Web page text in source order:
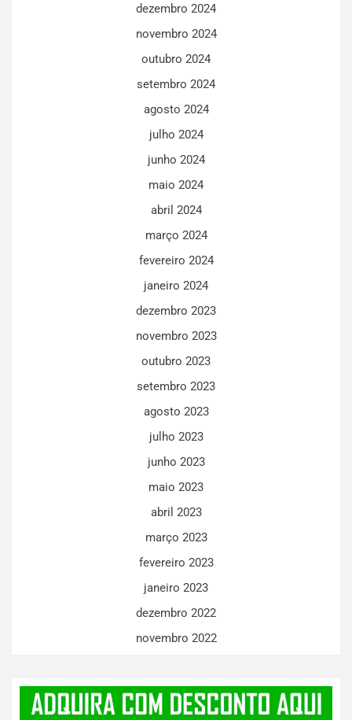
dezembro 2024
novembro 2024
outubro 2024
setembro 2024
agosto 2024
julho 2024
junho 2024
maio 2024
abril 2024
março 2024
fevereiro 2024
janeiro 2024
dezembro 2023
novembro 2023
outubro 2023
setembro 2023
agosto 2023
julho 2023
junho 2023
maio 2023
abril 2023
março 2023
fevereiro 2023
janeiro 2023
dezembro 2022
novembro 2022